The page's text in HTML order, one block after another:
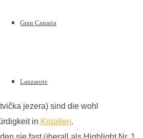
Gran Canaria
Lanzarote
jezera) sind die wohl
in Kroatien.